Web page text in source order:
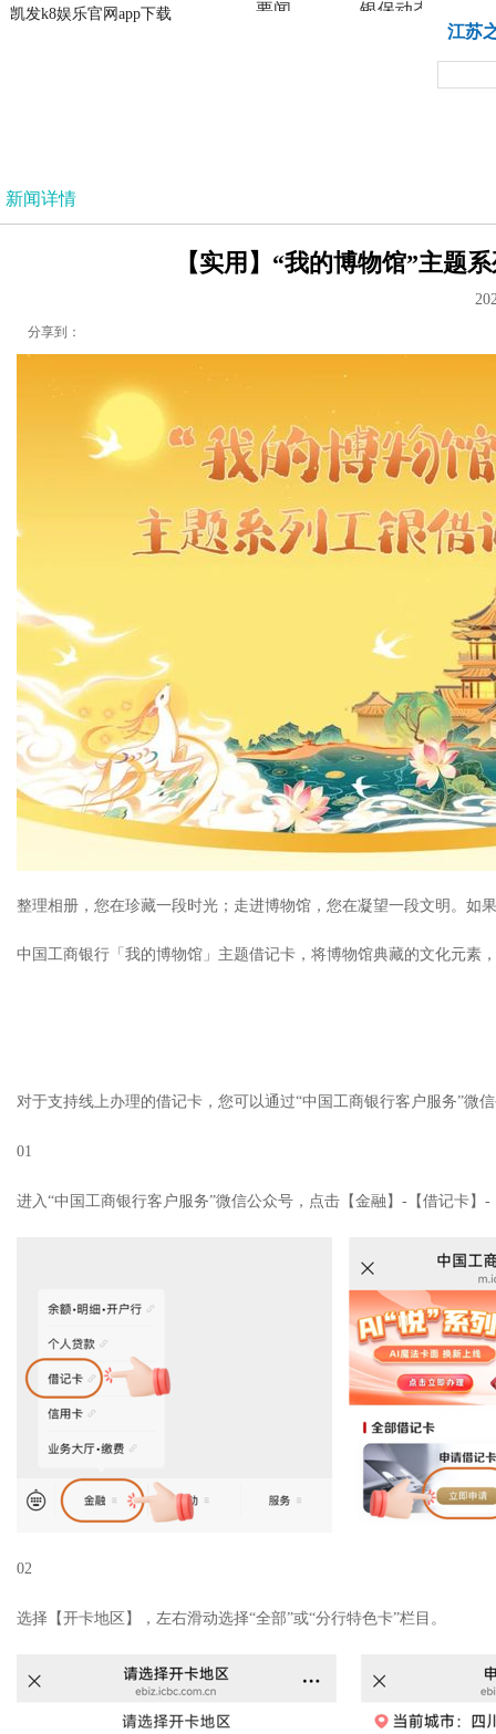
凯发k8娱乐官网app下载
凯发k8娱乐官网app下载
要闻 银保动态
江苏
新闻详情
【实用】“我的博物馆”主题
分享到：
整理相册，您在珍藏一段时光；走进博物馆，您在凝望一段文明。如
中国工商银行「我的博物馆」主题借记卡，将博物馆典藏的文化元素
对于支持线上办理的借记卡，您可以通过“中国工商银行客户服务”微
01
进入“中国工商银行客户服务”微信公众号，点击【金融】-【借记卡】
02
选择【开卡地区】，左右滑动选择“全部”或“分行特色卡”栏目。